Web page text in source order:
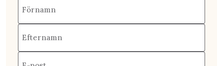
Förnamn
Efternamn